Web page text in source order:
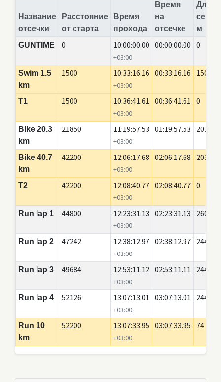
Название
отсечки
Расстояние
от старта
Время
прохода
Время
на
отсечке
Длина
м
GUNTIME
0 10:00:00.00
+03:00
00:00:00.00 0
Swim 1.5
km
1500 10:33:16.16
+03:00
00:33:16.16 1500
T1 1500 10:36:41.61
+03:00
00:36:41.61 0
Bike 20.3
km
21850 11:19:57.53
+03:00
01:19:57.53 20350
Bike 40.7
km
42200 12:06:17.68
+03:00
02:06:17.68 20350
T2 42200 12:08:40.77
+03:00
02:08:40.77 0
Run lap 1 44800 12:23:31.13
+03:00
02:23:31.13 2600
Run lap 2 47242 12:38:12.97
+03:00
02:38:12.97 2442
Run lap 3 49684 12:53:11.12
+03:00
02:53:11.11 2442
Run lap 4 52126 13:07:13.01
+03:00
03:07:13.01 2442
Run 10
km
52200 13:07:33.95
+03:00
03:07:33.95 74